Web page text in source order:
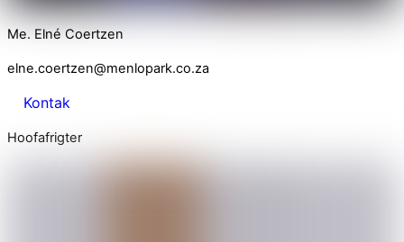
Me. Elné Coertzen
elne.coertzen@menlopark.co.za
Kontak
Hoofafrigter